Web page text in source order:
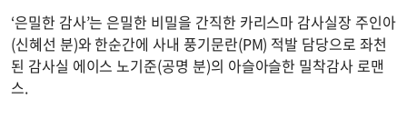
‘은밀한 감사’는 은밀한 비밀을 간직한 카리스마 감사실장 주인아
(신혜선 분)와 한순간에 사내 풍기문란(PM) 적발 담당으로 좌천
된 감사실 에이스 노기준(공명 분)의 아슬아슬한 밀착감사 로맨
스.